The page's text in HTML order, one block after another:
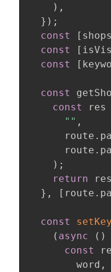
) ,
} ) ;
const
[ shops
const
[
const
[
const
const
res
"" ,
      route
.
      route
.
) ;
return res
} , [ route .
const
( async ( )
const
        word
,